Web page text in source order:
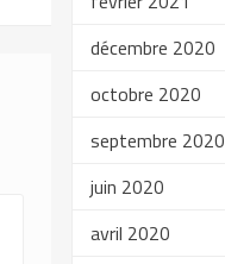
décembre 2020
octobre 2020
septembre 2020
juin 2020
avril 2020